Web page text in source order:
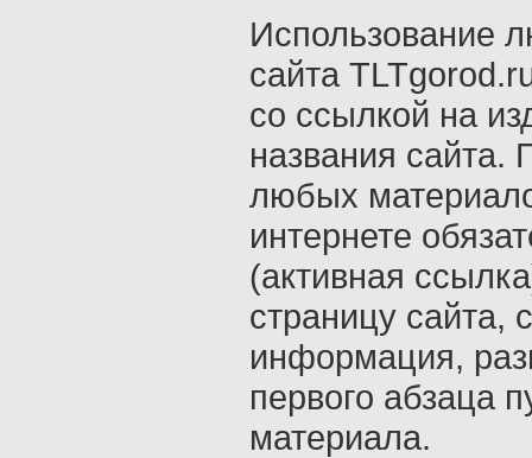
Использование
сайта
со ссылкой на
названия сайта.
любых
интернете
(активная
страницу сайта,
информация,
первого абзаца
материала.